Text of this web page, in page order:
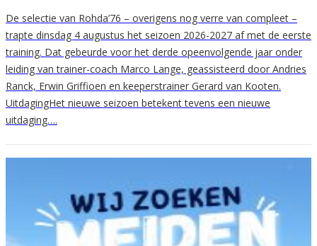
De selectie van Rohda’76 – overigens nog verre van compleet –
trapte dinsdag 4 augustus het seizoen 2026-2027 af met de eerste
training. Dat gebeurde voor het derde opeenvolgende jaar onder
leiding van trainer-coach Marco Lange, geassisteerd door Andries
Ranck, Erwin Griffioen en keeperstrainer Gerard van Kooten.
UitdagingHet nieuwe seizoen betekent tevens een nieuwe
uitdaging….